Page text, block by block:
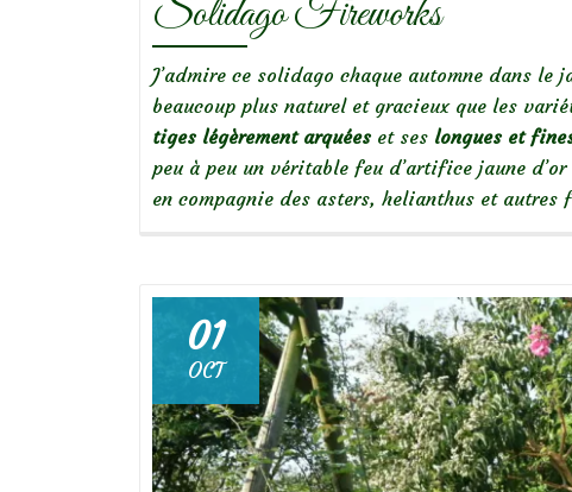
Solidago Fireworks
J’admire ce solidago chaque automne dans le
beaucoup plus naturel et gracieux que les
tiges légèrement arquées et ses longues et
peu à peu un véritable feu d’artifice jaune
en compagnie des asters, helianthus et
01
OCT